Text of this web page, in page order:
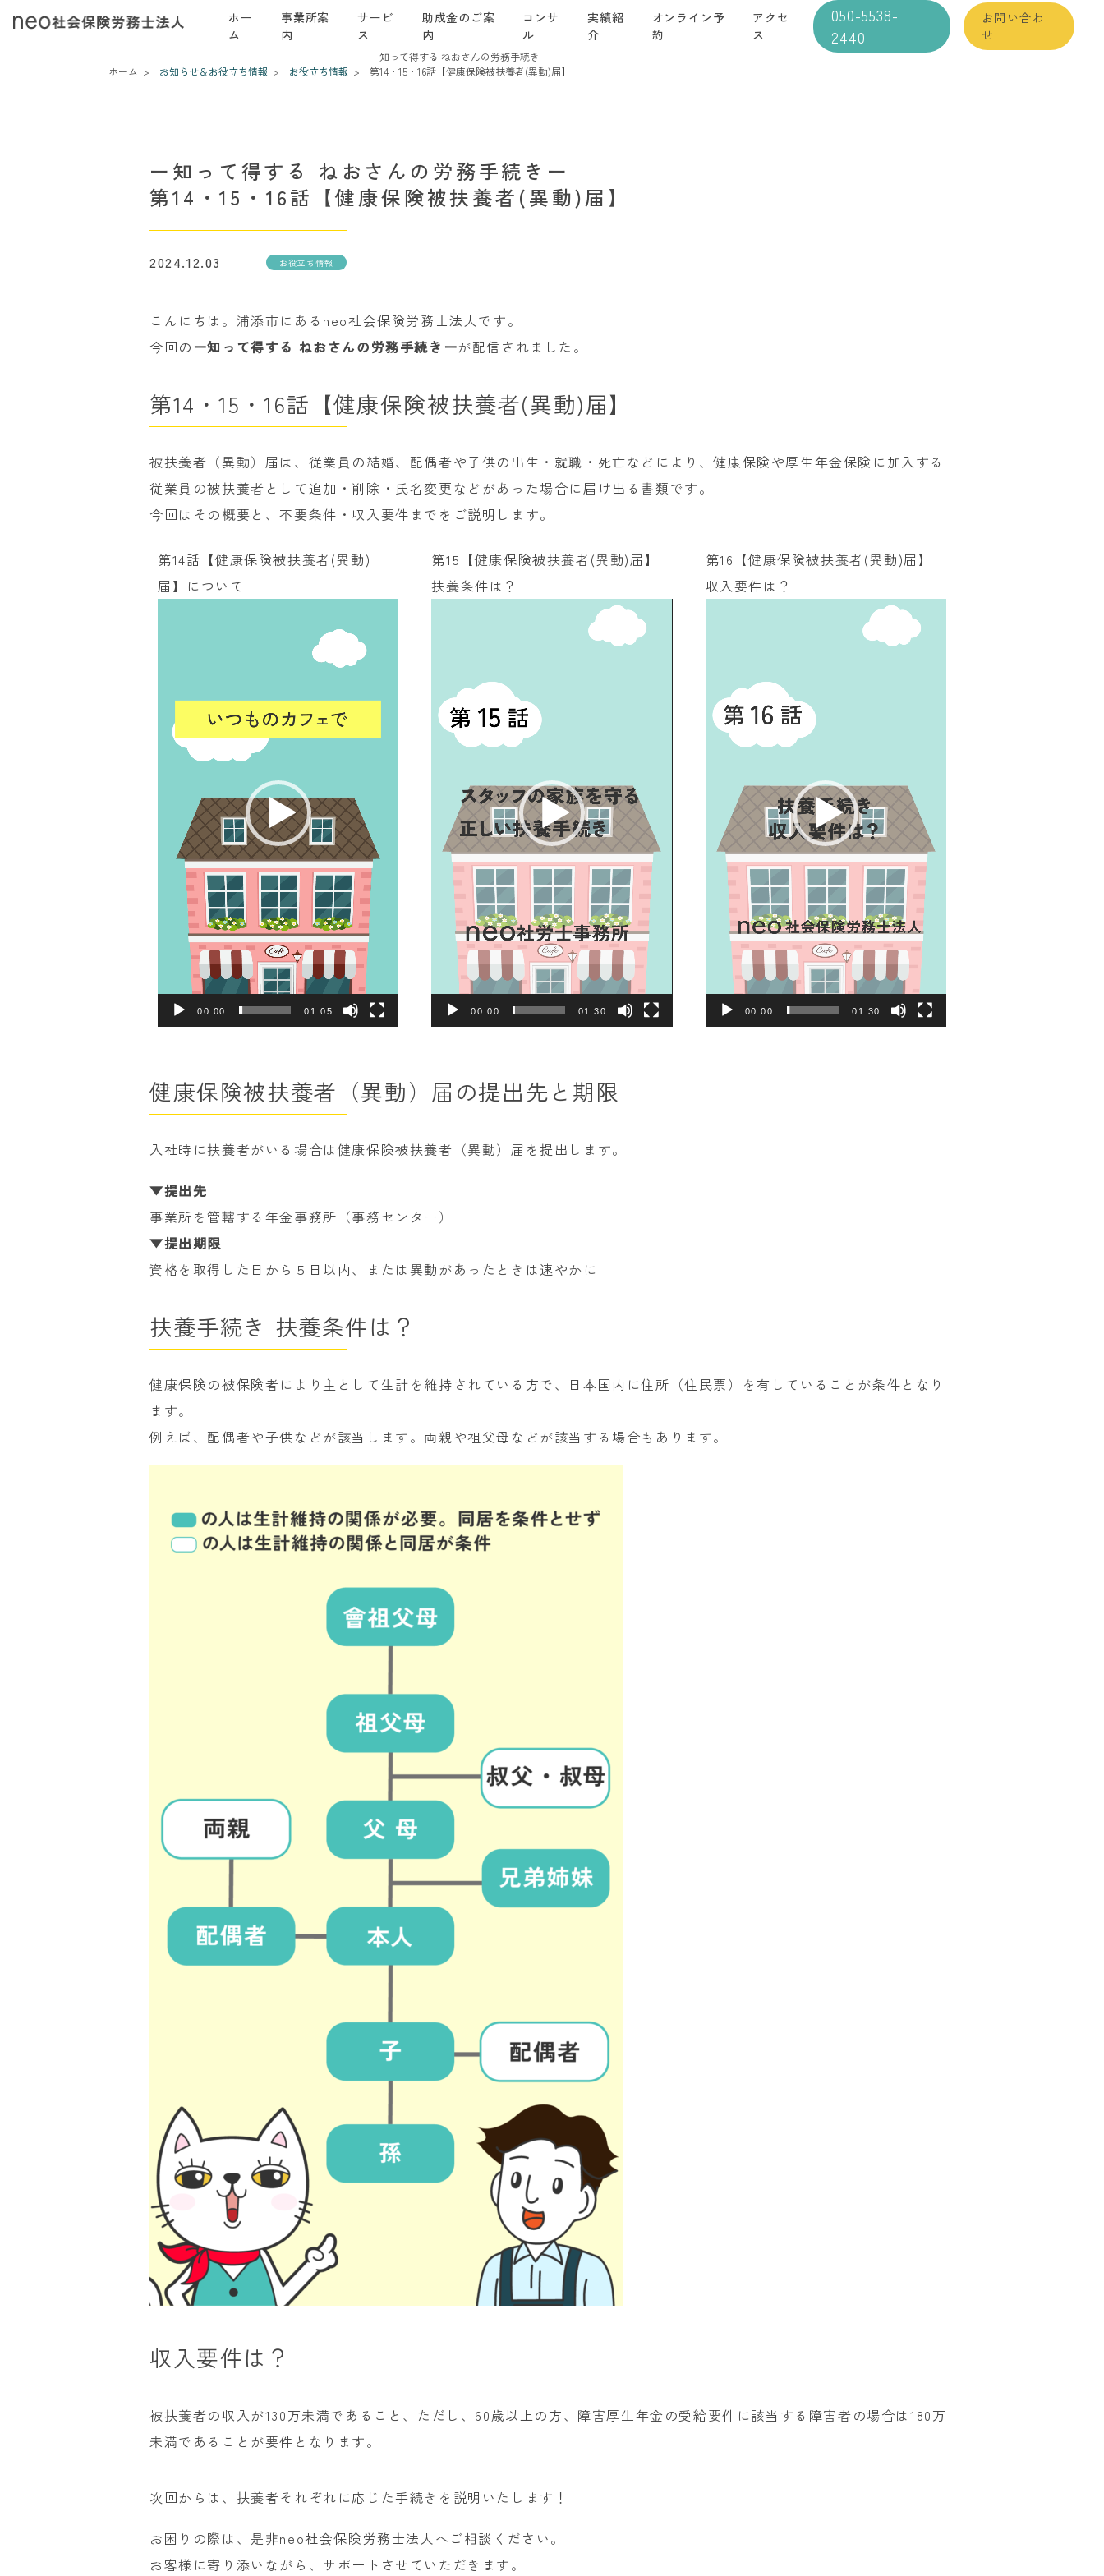
ホー
ム
事業所案
内
サービ
ス
助成金のご案
内
コンサ
ル
実績紹
介
オンライン予
約
アクセ
ス
050-5538-
2440
お問い合わ
せ
ホーム お知らせ＆お役立ち情報 お役立ち情報
ー知って得する ねおさんの労務手続きー
第14・15・16話【健康保険被扶養者(異動)届】
ー知って得する ねおさんの労務手続きー
第14・15・16話【健康保険被扶養者(異動)届】
2024.12.03 お役立ち情報
こんにちは。浦添市にあるneo社会保険労務士法人です。
今回の ー知って得する ねおさんの労務手続きーが配信されました。
第14・15・16話【健康保険被扶養者(異動)届】
被扶養者（異動）届は、従業員の結婚、配偶者や子供の出生・就職・死亡などにより、健康保険や厚生年金保険に加入する
従業員の被扶養者として追加・削除・氏名変更などがあった場合に届け出る書類です。
今回はその概要と、不要条件・収入要件までをご説明します。
第14話【健康保険被扶養者(異動)
届】について
00:00 01:05
第15【健康保険被扶養者(異動)届】
扶養条件は？
ー
00:00 01:30
第16【健康保険被扶養者(異動)届】
収入要件は？
ー
00:00 01:30
健康保険被扶養者（異動）届の提出先と期限
入社時に扶養者がいる場合は健康保険被扶養者（異動）届を提出します。
▼提出先
事業所を管轄する年金事務所（事務センター）
▼提出期限
資格を取得した日から５日以内、または異動があったときは速やかに
扶養手続き 扶養条件は？
健康保険の被保険者により主として生計を維持されている方で、日本国内に住所（住民票）を有していることが条件となり
ます。
例えば、配偶者や子供などが該当します。両親や祖父母などが該当する場合もあります。
収入要件は？
被扶養者の収入が130万未満であること、ただし、60歳以上の方、障害厚生年金の受給要件に該当する障害者の場合は180万
未満であることが要件となります。
次回からは、扶養者それぞれに応じた手続きを説明いたします！
お困りの際は、是非neo社会保険労務士法人へご相談ください。
お客様に寄り添いながら、サポートさせていただきます。